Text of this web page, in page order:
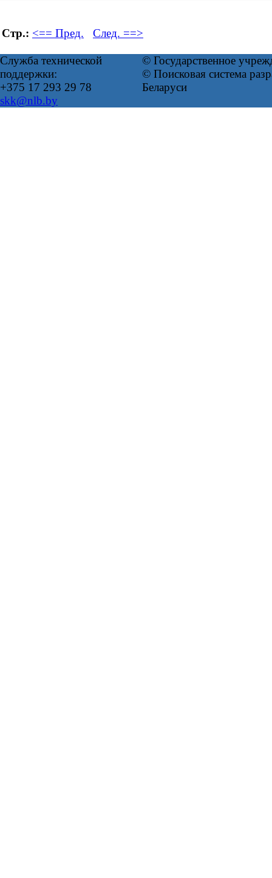
Стр.: <== Пред. След. ==>
Служба технической
поддержки:
+375 17 293 29 78
skk@nlb.by
© Государственное
© Поисковая система
Беларуси